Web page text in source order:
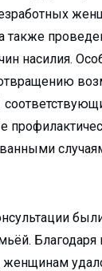
также
насилия.